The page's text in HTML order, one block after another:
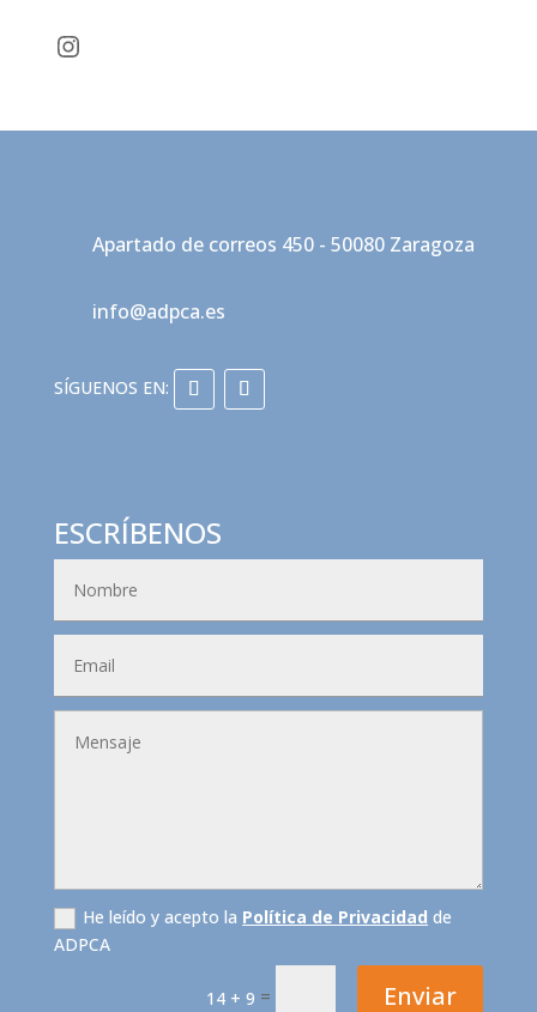
Instagram
Apartado de correos 450 - 50080 Zaragoza
info@adpca.es
ESCRÍBENOS
He leído y acepto la Política de Privacidad de
ADPCA
14 + 9 = Enviar